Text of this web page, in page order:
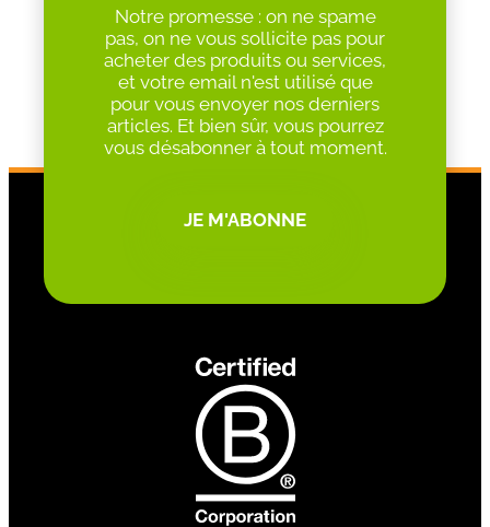
Notre promesse : on ne spame
pas, on ne vous sollicite pas pour
acheter des produits ou services,
et votre email n'est utilisé que
pour vous envoyer nos derniers
articles. Et bien sûr, vous pourrez
vous désabonner à tout moment.
JE M'ABONNE